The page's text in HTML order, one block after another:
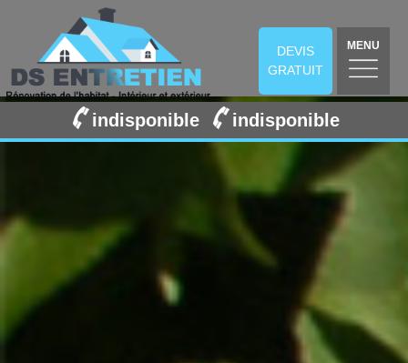
DEVIS
GRATUIT
MENU
indisponible indisponible